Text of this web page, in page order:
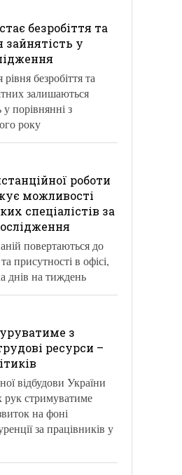
безробіття та
зайнятість у
безробіття та
залишаються
порівнянні з
року
роботи
можливості
спеціалістів за
повертаються до
присутності в офісі,
днів на тиждень
з
ресурси –
відбудови України
рук стримуватиме
на фоні
за працівників у